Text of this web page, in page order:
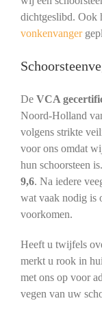
dichtgeslibd. Ook
vonkenvanger
De VCA
Noord-Holland
volgens strikte
voor ons omdat
hun schoorsteen
9,6. Na iedere
wat vaak nodig is
voorkomen.
Heeft u twijfels
merkt u rook in
met ons op voor
vegen van uw